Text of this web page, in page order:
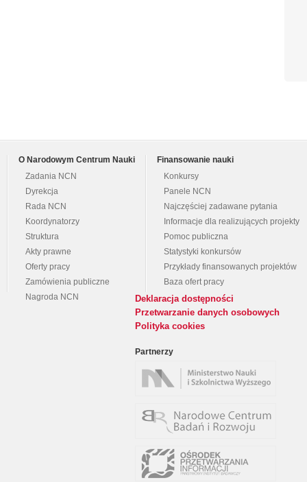
O Narodowym Centrum Nauki
Zadania NCN
Dyrekcja
Rada NCN
Koordynatorzy
Struktura
Akty prawne
Oferty pracy
Zamówienia publiczne
Nagroda NCN
Finansowanie nauki
Konkursy
Panele NCN
Najczęściej zadawane pytania
Informacje dla realizujących projekty
Pomoc publiczna
Statystyki konkursów
Przykłady finansowanych projektów
Baza ofert pracy
Deklaracja dostępności
Przetwarzanie danych osobowych
Polityka cookies
Partnerzy